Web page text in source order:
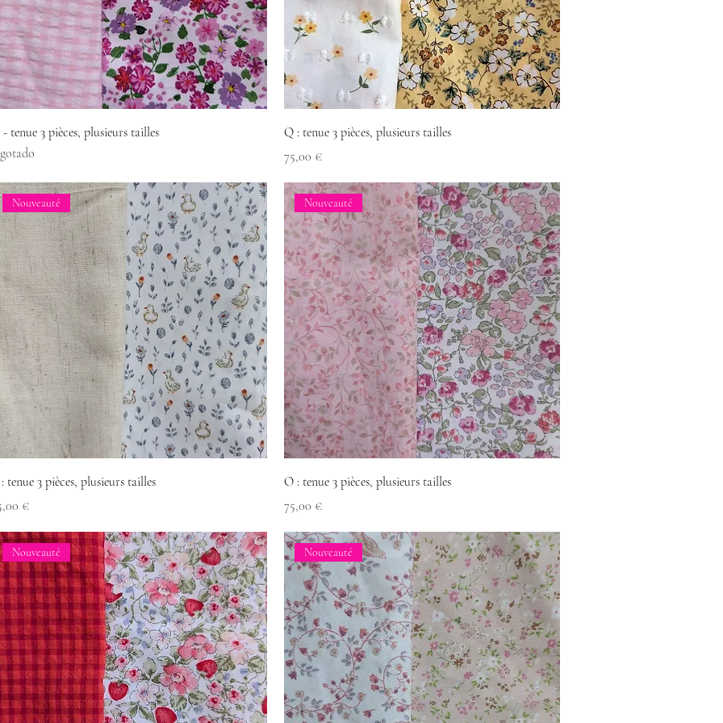
tenue 3 pièces, plusieurs tailles
Q : tenue 3 pièces, plusieurs tailles
Precio
75,00 €
Nouveauté
tenue 3 pièces, plusieurs tailles
€
Nouveauté
O : tenue 3 pièces, plusieurs tailles
Precio
75,00 €
Nouveauté Nouveauté